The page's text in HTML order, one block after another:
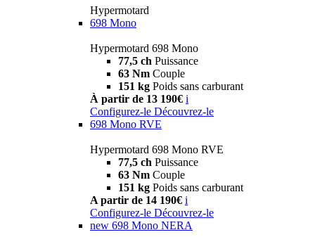
Hypermotard
698 Mono
Hypermotard 698 Mono
77,5 ch Puissance
63 Nm Couple
151 kg Poids sans carburant
À partir de 13 190€ i
Configurez-le Découvrez-le
698 Mono RVE
Hypermotard 698 Mono RVE
77,5 ch Puissance
63 Nm Couple
151 kg Poids sans carburant
A partir de 14 190€ i
Configurez-le Découvrez-le
new 698 Mono NERA